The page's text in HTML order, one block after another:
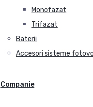
Monofazat
Trifazat
Baterii
Accesori sisteme
Companie